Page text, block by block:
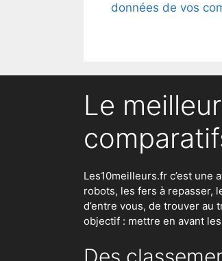
données de vos
Le
Les10meilleurs.fr c’est
robots, les fers à repasser,
d’entre vous, de trouver au
objectif : mettre en avant